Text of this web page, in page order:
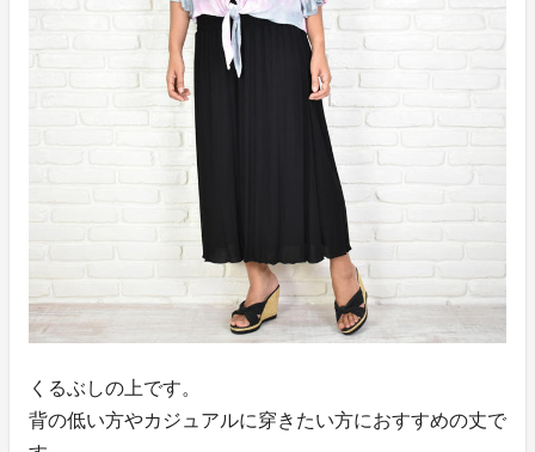
くるぶしの上です。
背の低い方やカジュアルに穿きたい方におすすめの丈で